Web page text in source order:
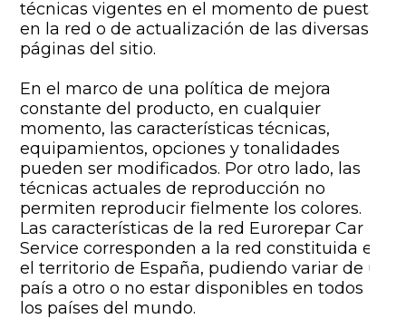
técnicas vigentes en el momento de puesta
en la red o de actualización de las diversas
páginas del sitio.
En el marco de una política de mejora
constante del producto, en cualquier
momento, las características técnicas,
equipamientos, opciones y tonalidades
pueden ser modificados. Por otro lado, las
técnicas actuales de reproducción no
permiten reproducir fielmente los colores.
Las características de la red Eurorepar Car
Service corresponden a la red constituida en
el territorio de España, pudiendo variar de un
país a otro o no estar disponibles en todos
los países del mundo.